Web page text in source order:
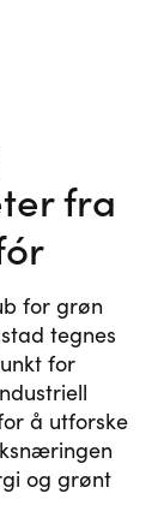
fra
for grøn
tegnes
for
å utforske
og grønt